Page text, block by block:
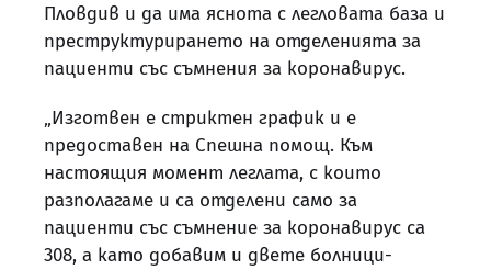
Пловдив и да има яснота с легловата база и
преструктурирането на отделенията за
пациенти със съмнения за коронавирус.
„Изготвен е стриктен график и е
предоставен на Спешна помощ. Към
настоящия момент леглата, с които
разполагаме и са отделени само за
пациенти със съмнение за коронавирус са
308, а като добавим и двете болници-